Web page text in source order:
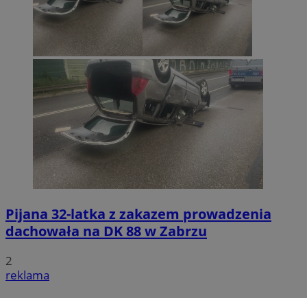
Pijana 32-latka z zakazem prowadzenia
dachowała na DK 88 w Zabrzu
2
reklama